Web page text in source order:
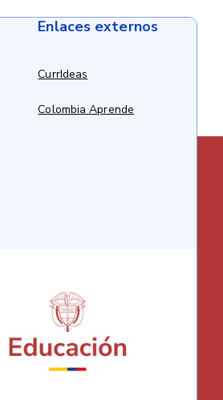
Enlaces externos
CurrIdeas
Colombia Aprende